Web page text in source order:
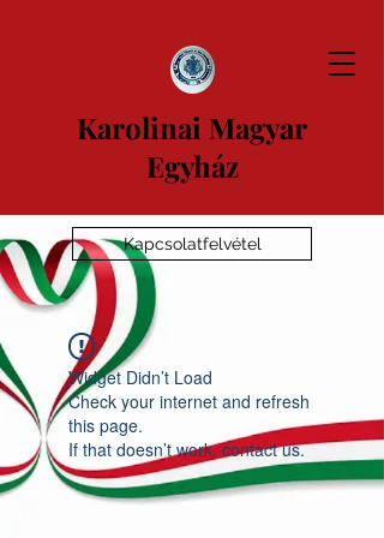
Karolinai Magyar
Egyház
Kapcsolatfelvétel
Widget Didn’t Load
Check your internet and refresh
this page.
If that doesn’t work, contact us.